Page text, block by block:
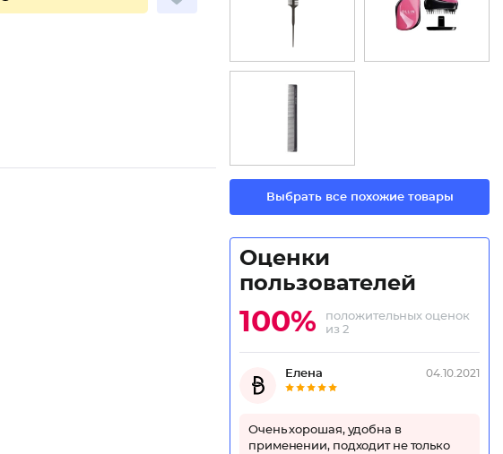
Выбрать все похожие товары
Оценки
пользователей
100%
положительных оценок
из 2
Елена 04.10.2021
Очень хорошая, удобна в
применении, подходит не только